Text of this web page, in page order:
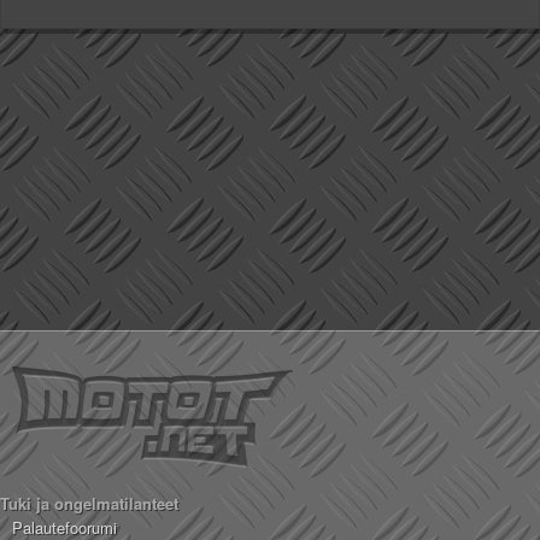
Tuki ja ongelmatilanteet
Palautefoorumi